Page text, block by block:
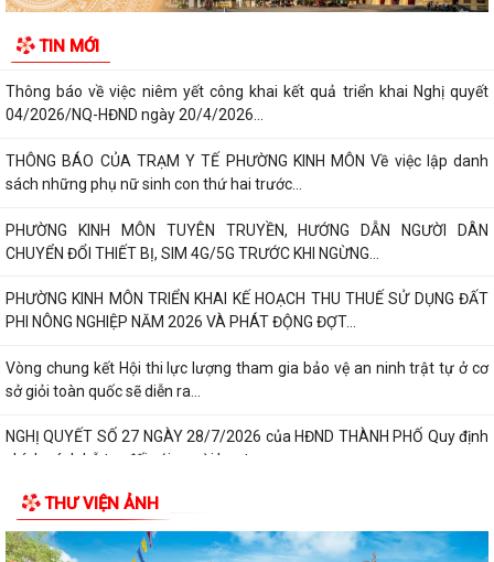
TIN MỚI
HIỆN THỦ TỤC HÀNH CHÍNH TRỰC TUYẾN
Thông báo về việc niêm yết công khai kết quả triển khai Nghị quyết
04/2026/NQ-HĐND ngày 20/4/2026...
THÔNG BÁO CỦA TRẠM Y TẾ PHƯỜNG KINH MÔN Về việc lập danh
sách những phụ nữ sinh con thứ hai trước...
PHƯỜNG KINH MÔN TUYÊN TRUYỀN, HƯỚNG DẪN NGƯỜI DÂN
CHUYỂN ĐỔI THIẾT BỊ, SIM 4G/5G TRƯỚC KHI NGỪNG...
PHƯỜNG KINH MÔN TRIỂN KHAI KẾ HOẠCH THU THUẾ SỬ DỤNG ĐẤT
PHI NÔNG NGHIỆP NĂM 2026 VÀ PHÁT ĐỘNG ĐỢT...
Vòng chung kết Hội thi lực lượng tham gia bảo vệ an ninh trật tự ở cơ
sở giỏi toàn quốc sẽ diễn ra...
NGHỊ QUYẾT SỐ 27 NGÀY 28/7/2026 của HĐND THÀNH PHỐ Quy định
chính sách hỗ trợ đối với người hoạt...
NGHỊ QUYẾT QUY ĐỊNH CHÍNH SÁCH HỖ TRỢ ĐỐI VỚI CÔNG CHỨC,
VIÊN CHỨC LÀM VIỆC TẠI BỘ PHẬN MỘT CỬA CÁC...
THƯ VIỆN ẢNH